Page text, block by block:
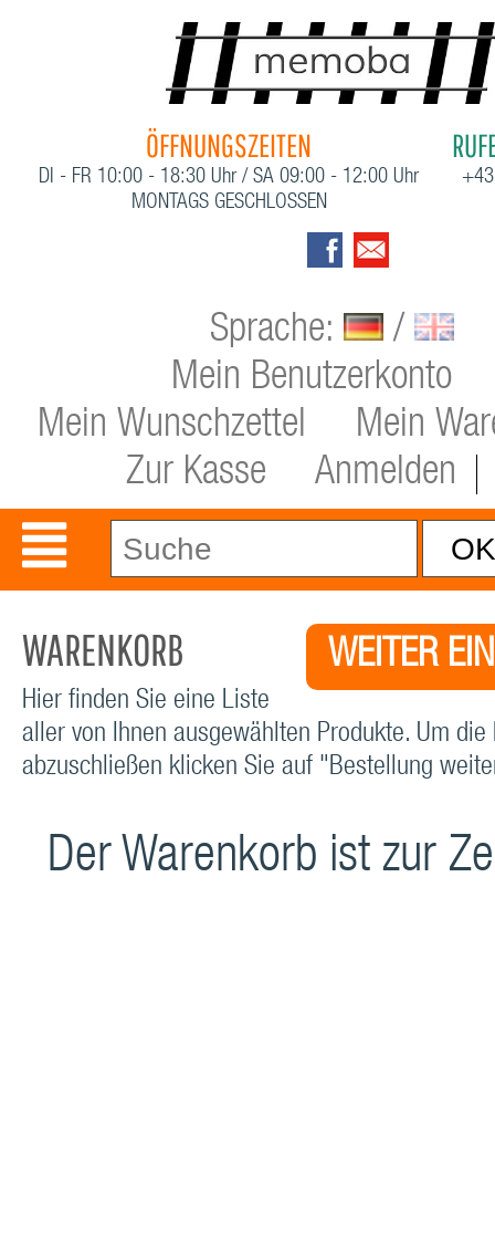
ÖFFNUNGSZEITEN
DI - FR 10:00 - 18:30 Uhr / SA 09:00 - 12:00 Uhr
MONTAGS GESCHLOSSEN
Sprache:
/
Mein Benutzerkonto
Mein Wunschzettel
Mein
Zur Kasse
Anmelden
WEITER
WARENKORB
Hier finden Sie eine Liste
aller von Ihnen ausgewählten Produkte. Um die
abzuschließen klicken Sie auf "Bestellung
Der Warenkorb ist zur